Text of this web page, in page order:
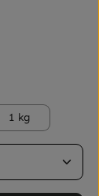
verfügbar.)
1 kg
Wert ein